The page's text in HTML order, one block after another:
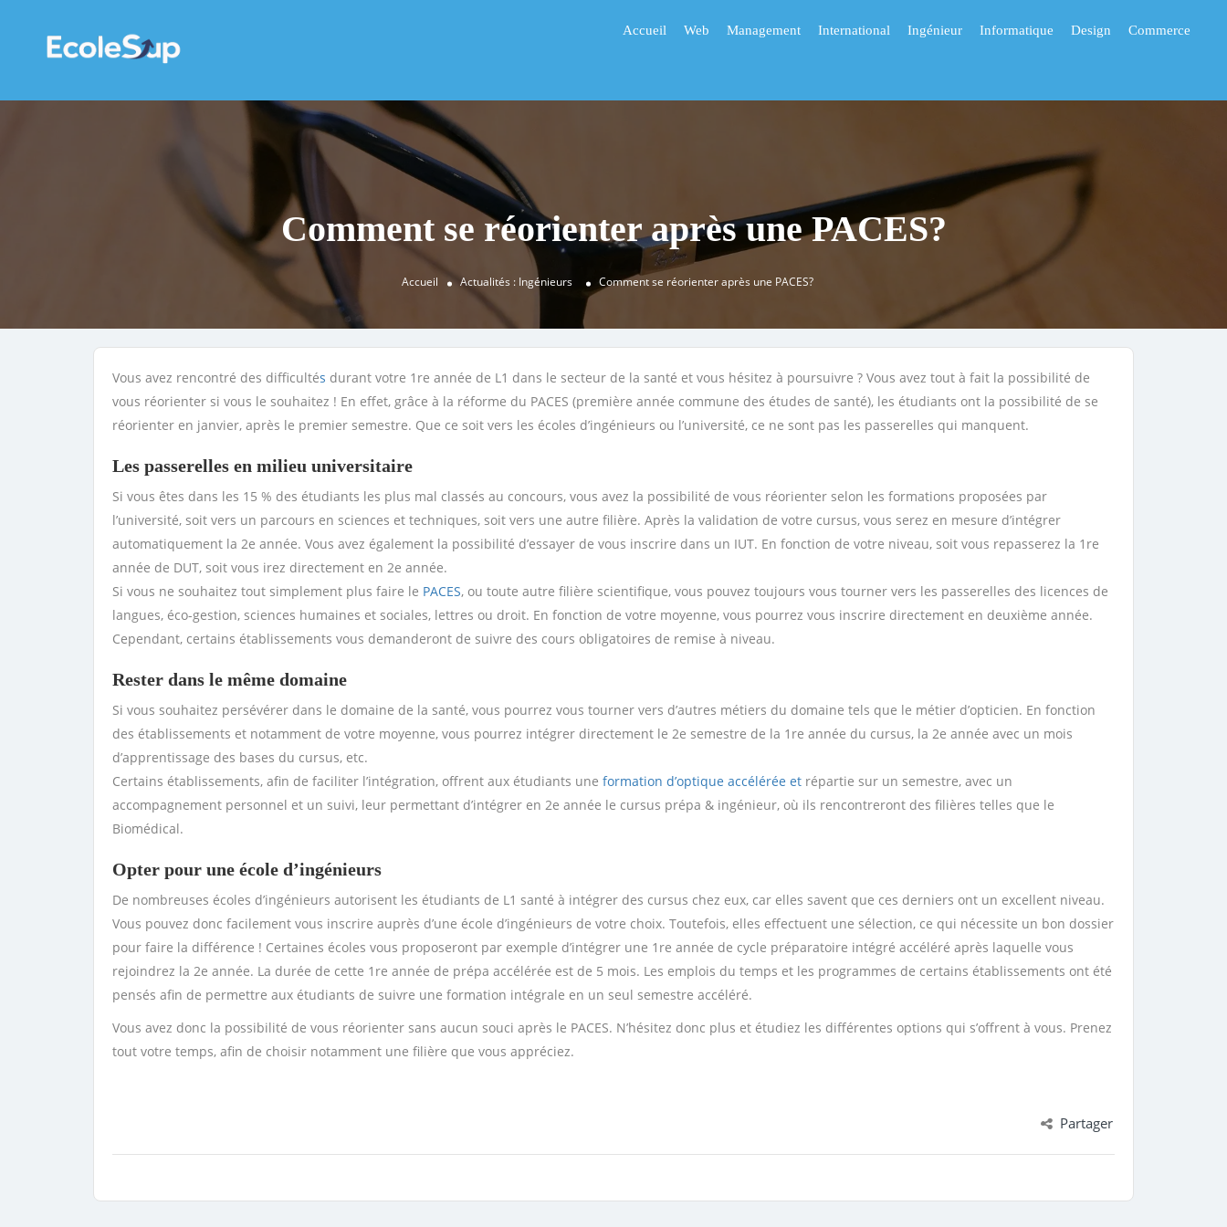
Accueil Web Management International Ingénieur Informatique Design Commerce
Comment se réorienter après une PACES?
Accueil Actualités : Ingénieurs Comment se réorienter après une PACES?
Vous avez rencontré des difficultés durant votre 1re année de L1 dans le secteur de la santé et vous hésitez à poursuivre ? Vous avez tout à fait la possibilité de
vous réorienter si vous le souhaitez ! En effet, grâce à la réforme du PACES (première année commune des études de santé), les étudiants ont la possibilité de se
réorienter en janvier, après le premier semestre. Que ce soit vers les écoles d’ingénieurs ou l’université, ce ne sont pas les passerelles qui manquent.
Les passerelles en milieu universitaire
Si vous êtes dans les 15 % des étudiants les plus mal classés au concours, vous avez la possibilité de vous réorienter selon les formations proposées par
l’université, soit vers un parcours en sciences et techniques, soit vers une autre filière. Après la validation de votre cursus, vous serez en mesure d’intégrer
automatiquement la 2e année. Vous avez également la possibilité d’essayer de vous inscrire dans un IUT. En fonction de votre niveau, soit vous repasserez la 1re
année de DUT, soit vous irez directement en 2e année.
Si vous ne souhaitez tout simplement plus faire le PACES, ou toute autre filière scientifique, vous pouvez toujours vous tourner vers les passerelles des licences de
langues, éco-gestion, sciences humaines et sociales, lettres ou droit. En fonction de votre moyenne, vous pourrez vous inscrire directement en deuxième année.
Cependant, certains établissements vous demanderont de suivre des cours obligatoires de remise à niveau.
Rester dans le même domaine
Si vous souhaitez persévérer dans le domaine de la santé, vous pourrez vous tourner vers d’autres métiers du domaine tels que le métier d’opticien. En fonction
des établissements et notamment de votre moyenne, vous pourrez intégrer directement le 2e semestre de la 1re année du cursus, la 2e année avec un mois
d’apprentissage des bases du cursus, etc.
Certains établissements, afin de faciliter l’intégration, offrent aux étudiants une formation d’optique accélérée et répartie sur un semestre, avec un
accompagnement personnel et un suivi, leur permettant d’intégrer en 2e année le cursus prépa & ingénieur, où ils rencontreront des filières telles que le
Biomédical.
Opter pour une école d’ingénieurs
De nombreuses écoles d’ingénieurs autorisent les étudiants de L1 santé à intégrer des cursus chez eux, car elles savent que ces derniers ont un excellent niveau.
Vous pouvez donc facilement vous inscrire auprès d’une école d’ingénieurs de votre choix. Toutefois, elles effectuent une sélection, ce qui nécessite un bon dossier
pour faire la différence ! Certaines écoles vous proposeront par exemple d’intégrer une 1re année de cycle préparatoire intégré accéléré après laquelle vous
rejoindrez la 2e année. La durée de cette 1re année de prépa accélérée est de 5 mois. Les emplois du temps et les programmes de certains établissements ont été
pensés afin de permettre aux étudiants de suivre une formation intégrale en un seul semestre accéléré.
Vous avez donc la possibilité de vous réorienter sans aucun souci après le PACES. N’hésitez donc plus et étudiez les différentes options qui s’offrent à vous. Prenez
tout votre temps, afin de choisir notamment une filière que vous appréciez.
Partager